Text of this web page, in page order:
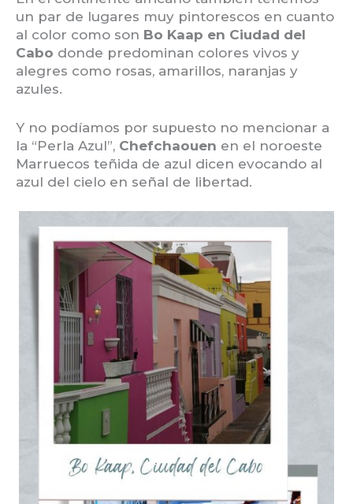
un par de lugares muy pintorescos en cuanto
al color como son Bo Kaap en Ciudad del
Cabo donde predominan colores vivos y
alegres como rosas, amarillos, naranjas y
azules.
Y no podíamos por supuesto no mencionar a
la “Perla Azul”, Chefchaouen en el noroeste
Marruecos teñida de azul dicen evocando al
azul del cielo en señal de libertad.